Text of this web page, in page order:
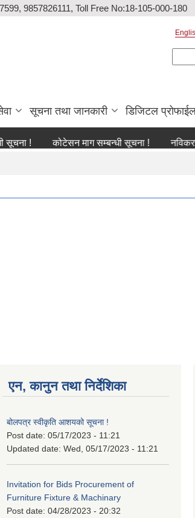
9857826111, Toll Free No:18-105-000-180
सूचना तथा जानकारी डिजिटल
कोटेसन माग सम्बन्धी सूचना ! नविकरण
एन, कानुन तथा निर्देशिका
बोलपत्र स्वीकृति आशयको सूचना !
Post date: 05/17/2023 - 11:21
Updated date: Wed, 05/17/2023 - 11:21
Invitation for Bids Procurement of
Furniture Fixture & Machinary
Post date: 04/28/2023 - 20:32